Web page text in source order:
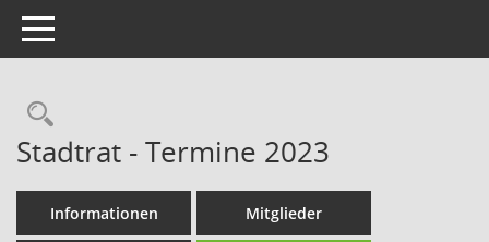
Toggle navigation
Rechercheauswahl
Stadtrat - Termine 2023
Informationen Mitglieder